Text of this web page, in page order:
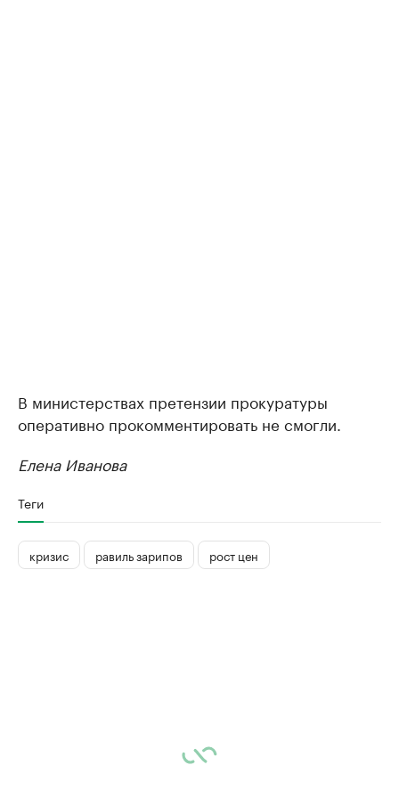
В министерствах претензии прокуратуры
оперативно прокомментировать не смогли.
Елена Иванова
Теги
кризис равиль зарипов рост цен